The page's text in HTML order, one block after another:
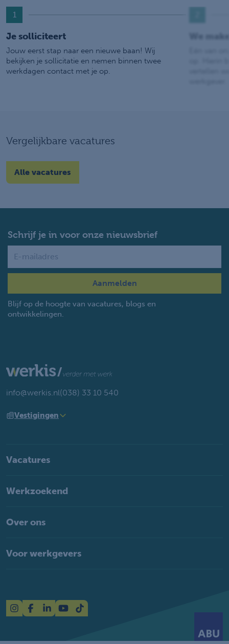
1
Je solliciteert
Jouw eerst stap naar een nieuwe baan! Wij
bekijken je sollicitatie en nemen binnen twee
werkdagen contact met je op.
We
Vergelijkbare vacatures
Alle vacatures
Schrijf je in voor onze nieuwsbrief
Blijf op de hoogte van vacatures, blogs en
ontwikkelingen.
info@werkis.nl(038) 33 10 540
Vestigingen
Vacatures
Werkzoekend
Over ons
Voor werkgevers